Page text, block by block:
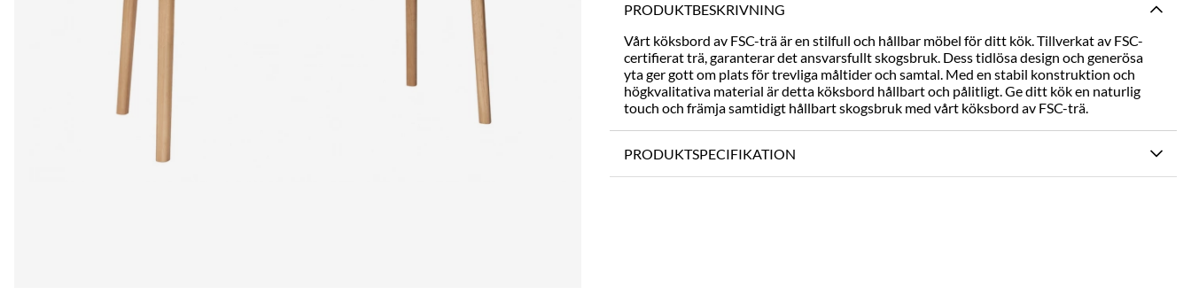
PRODUKTBESKRIVNING
Vårt köksbord av FSC-trä är en stilfull och hållbar möbel för ditt kök. Tillverkat av FSC-
certifierat trä, garanterar det ansvarsfullt skogsbruk. Dess tidlösa design och generösa
yta ger gott om plats för trevliga måltider och samtal. Med en stabil konstruktion och
högkvalitativa material är detta köksbord hållbart och pålitligt. Ge ditt kök en naturlig
touch och främja samtidigt hållbart skogsbruk med vårt köksbord av FSC-trä.
PRODUKTSPECIFIKATION